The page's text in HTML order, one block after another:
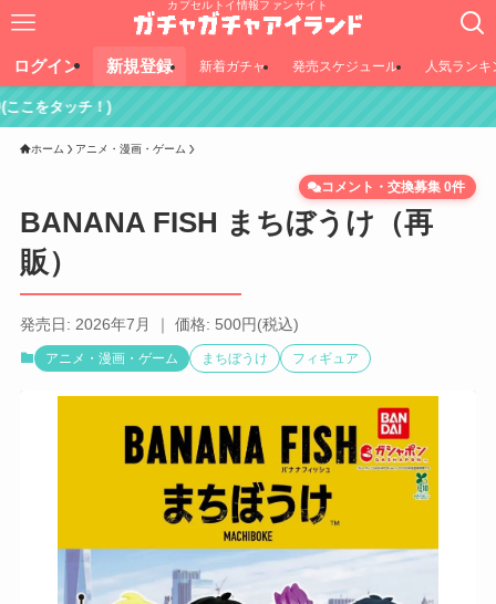
カプセルトイ情報ファンサイト
ログイン 新規登録 新着ガチャ 発売スケジュール 人気ランキ
)
ホーム アニメ・漫画・ゲーム
BANANA FISH まちぼうけ（再
販）
コメント・交換募集 0件
発売日: 2026年7月 ｜ 価格: 500円(税込)
アニメ・漫画・ゲーム まちぼうけ フィギュア